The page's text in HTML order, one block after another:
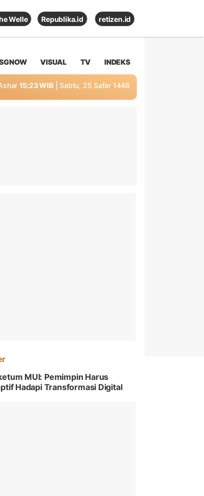
Welle Republika.id retizen.id
VISUAL TV INDEKS
15:23 WIB | Sabtu, 25 Safar 1448
MUI: Pemimpin Harus
Hadapi Transformasi Digital